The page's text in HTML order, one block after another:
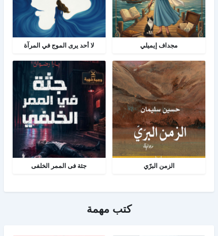
مجداف إيميلي لا أحد يرى الموج في المرآة
الزمن البرّي جثة فى الممر الخلفى
كتب مهمة